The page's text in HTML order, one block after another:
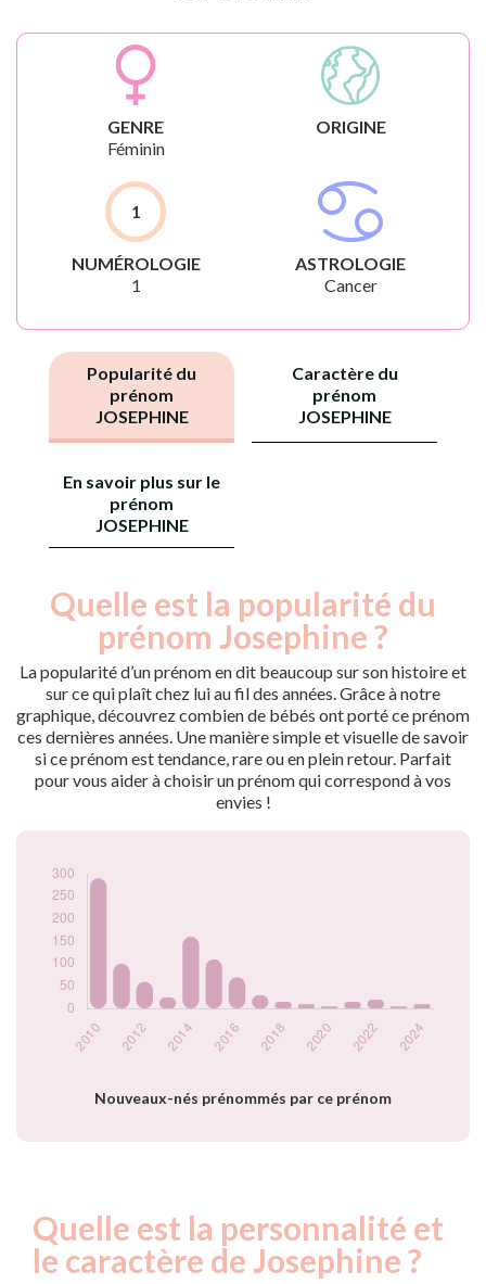
GENRE
Féminin
ORIGINE
1
NUMÉROLOGIE
1
ASTROLOGIE
Cancer
Popularité du
prénom
JOSEPHINE
Caractère du
prénom
JOSEPHINE
En savoir plus sur le
prénom
JOSEPHINE
Quelle est la popularité du
prénom Josephine ?
La popularité d’un prénom en dit beaucoup sur son histoire et
sur ce qui plaît chez lui au fil des années. Grâce à notre
graphique, découvrez combien de bébés ont porté ce prénom
ces dernières années. Une manière simple et visuelle de savoir
si ce prénom est tendance, rare ou en plein retour. Parfait
pour vous aider à choisir un prénom qui correspond à vos
envies !
Nouveaux-nés prénommés par ce prénom
Popularité du
Année
Nouveaux-
nés
2010
290
2011
100
2012
60
2013
25
2014
160
2015
110
2019
10
2020
5
2021
15
2022
20
5
10
Quelle est la personnalité et
le caractère de Josephine ?